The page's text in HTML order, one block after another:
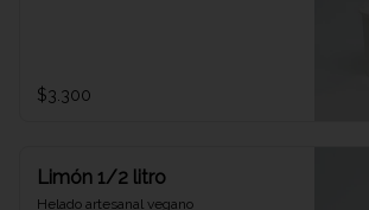
$3.300
Limón 1/2 litro
Helado artesanal vegano